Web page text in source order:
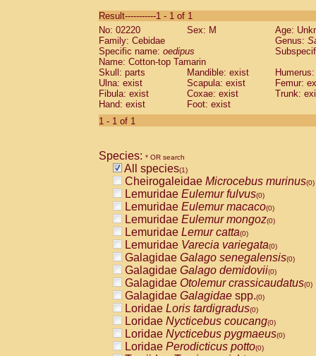
CebidaeSaguinus labiatus(0)
Cebidae Saguinus leucopus (0)
Cebidae
CebidaeSaguinus mystax
Cebidae Saguinus nigricollis (0)
Cebidae Saguinus oedipus
Cebidae Saguinus weddelli
Cebidae Saguinusspp.
Cebidae
CebidaeCebus capucinus
CebidaeCebus nigrivittatus
CebidaeCebus spp.(0)
CebidaeSaimiri boliviensis(0)
CebidaeSaimiri sciureus(0)
AtelidaeAlouatta caraya(0)
AtelidaeAlouatta fusca(0)
AtelidaeAlouatta seniculus(0)
AtelidaeAlouattaspp.(0)
AtelidaeAteles belzebuth(0)
AtelidaeAteles geoffroyi(0)
AtelidaeAteles paniscus(0)
AtelidaeAtelesspp.(0)
AtelidaeLagothrix lagothricha(0)
AtelidaeLagothrix lagothricha cana
PitheciidaeCacajao calvus
Result-----------1 - 1 of 1
No: 02220
Sex: M
Age:
Family: Cebidae
Genus:
Specific name: oedipus
Name: Cotton-top Tamarin
Skull: parts
Mandible: exist
Ulna: exist
Scapula: exist
Femur:
Fibula: exist
Coxae: exist
Trunk:
Hand: exist
Foot: exist
1 - 1 of 1
Species: * OR search
All species(1)
Cheirogaleidae Microcebus murinus(0)
Lemuridae Eulemur fulvus(0)
Lemuridae Eulemur macaco(0)
Lemuridae Eulemur mongoz(0)
Lemuridae Lemur catta(0)
Lemuridae Varecia variegata(0)
Galagidae Galago senegalensis(0)
Galagidae Galago demidovii(0)
Galagidae Otolemur crassicaudatus(0)
Galagidae Galagidae spp.(0)
Loridae Loris tardigradus(0)
Loridae Nycticebus coucang(0)
Loridae Nycticebus pygmaeus(0)
Loridae Perodicticus potto(0)